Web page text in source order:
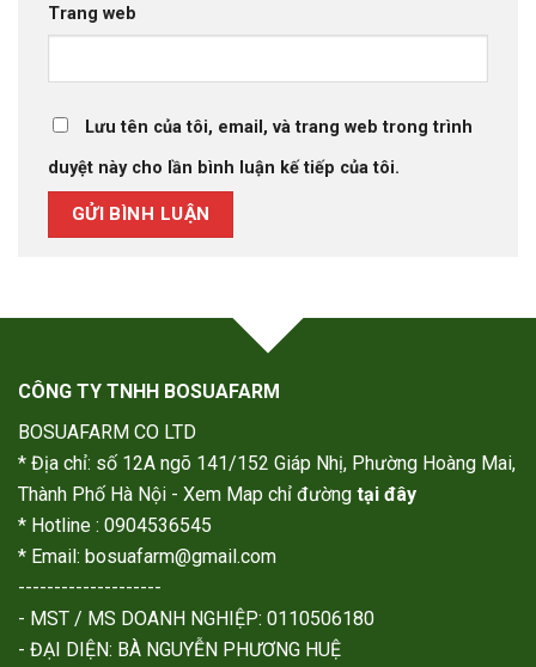
Trang web
Lưu tên của tôi, email, và trang web trong trình
duyệt này cho lần bình luận kế tiếp của tôi.
CÔNG TY TNHH BOSUAFARM
BOSUAFARM CO LTD
* Địa chỉ: số 12A ngõ 141/152 Giáp Nhị, Phường Hoàng Mai,
Thành Phố Hà Nội - Xem Map chỉ đường tại đây
* Hotline : 0904536545
* Email: bosuafarm@gmail.com
--------------------
- MST / MS DOANH NGHIỆP: 0110506180
- ĐẠI DIỆN: BÀ NGUYỄN PHƯƠNG HUỆ